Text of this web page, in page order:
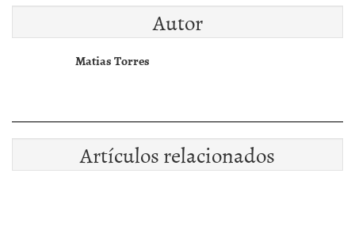
Autor
Matias Torres
Artículos relacionados